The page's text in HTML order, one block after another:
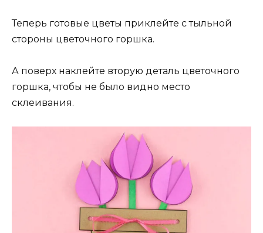
Теперь готовые цветы приклейте с тыльной
стороны цветочного горшка.
А поверх наклейте вторую деталь цветочного
горшка, чтобы не было видно место
склеивания.